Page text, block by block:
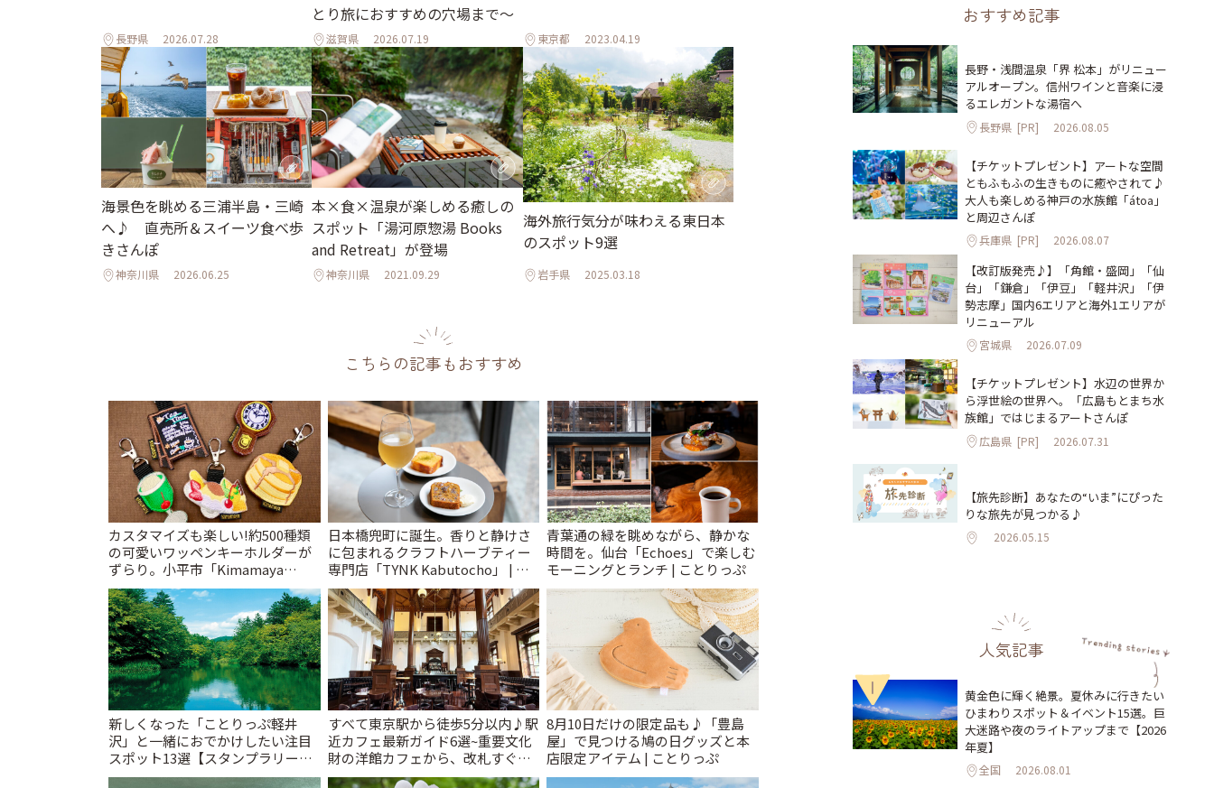
長野県 2026.07.28
とり旅におすすめの穴場まで～
滋賀県 2026.07.19 東京都 2023.04.19
海景色を眺める三浦半島・三崎
へ♪ 直売所＆スイーツ食べ歩
きさんぽ
神奈川県 2026.06.25
本×食×温泉が楽しめる癒しの
スポット「湯河原惣湯 Books
and Retreat」が登場
神奈川県 2021.09.29
海外旅行気分が味わえる東日本
のスポット9選
岩手県 2025.03.18
こちらの記事もおすすめ
カスタマイズも楽しい!約500種類
の可愛いワッペンキーホルダーが
ずらり。小平市「Kimamaya
T&K」 | ことりっぷ
日本橋兜町に誕生。香りと静けさ
に包まれるクラフトハーブティー
専門店「TYNK Kabutocho」 | こ
とりっぷ
青葉通の緑を眺めながら、静かな
時間を。仙台「Echoes」で楽しむ
モーニングとランチ | ことりっぷ
新しくなった「ことりっぷ軽井
沢」と一緒におでかけしたい注目
スポット13選【スタンプラリー開
催中】 | ことりっぷ
すべて東京駅から徒歩5分以内♪駅
近カフェ最新ガイド6選~重要文化
財の洋館カフェから、改札すぐの
レトロ喫茶まで~ | ことりっぷ
8月10日だけの限定品も♪「豊島
屋」で見つける鳩の日グッズと本
店限定アイテム | ことりっぷ
おすすめ記事
長野・浅間温泉「界 松本」がリニュー
アルオープン。信州ワインと音楽に浸
るエレガントな湯宿へ
長野県 [PR] 2026.08.05
【チケットプレゼント】アートな空間
ともふもふの生きものに癒やされて♪
大人も楽しめる神戸の水族館「átoa」
と周辺さんぽ
兵庫県 [PR] 2026.08.07
【改訂版発売♪】「角館・盛岡」「仙
台」「鎌倉」「伊豆」「軽井沢」「伊
勢志摩」国内6エリアと海外1エリアが
リニューアル
宮城県 2026.07.09
【チケットプレゼント】水辺の世界か
ら浮世絵の世界へ。「広島もとまち水
族館」ではじまるアートさんぽ
広島県 [PR] 2026.07.31
【旅先診断】あなたの“いま”にぴった
りな旅先が見つかる♪
2026.05.15
人気記事
1
黄金色に輝く絶景。夏休みに行きたい
ひまわりスポット＆イベント15選。巨
大迷路や夜のライトアップまで【2026
年夏】
全国 2026.08.01